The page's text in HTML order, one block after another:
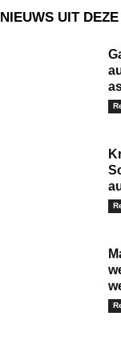
NIEUWS UIT